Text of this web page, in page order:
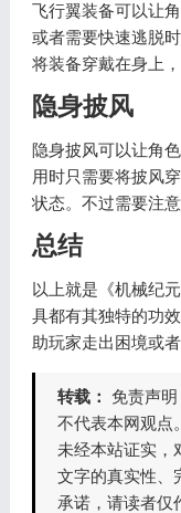
飞行翼装备可以让
或者需要快速逃脱
将装备穿戴在身上
隐身披风
隐身披风可以让角
用时只需要将披风
状态。不过需要注
总结
以上就是《机械纪
具都有其独特的功
助玩家走出困境或
转载： 免责声明
不代表本网观点
未经本站证实，
文字的真实性、
承诺，请读者仅